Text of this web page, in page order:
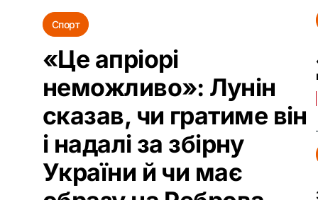
Спорт
«Це апріорі
неможливо»: Лунін
сказав, чи гратиме він
і надалі за збірну
України й чи має